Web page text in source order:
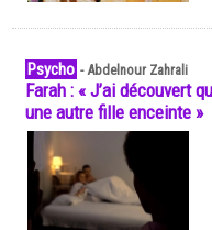
Psycho -Abdelnour Zahrali
Farah : « J’ai découvert
une autre fille enceinte »